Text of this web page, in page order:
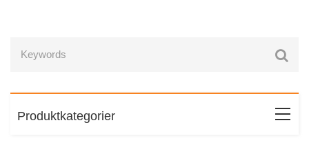
Produktkategorier